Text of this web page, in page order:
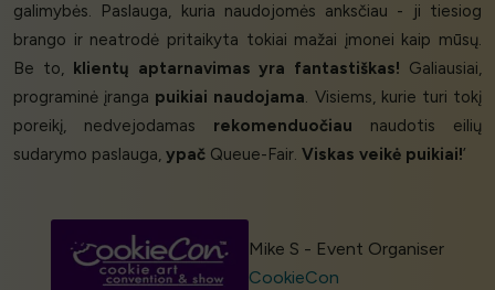
galimybės. Paslauga, kuria naudojomės anksčiau - ji tiesiog
brango ir neatrodė pritaikyta tokiai mažai įmonei kaip mūsų.
Be to,
klientų aptarnavimas yra fantastiškas! Galiausiai,
programinė įranga puikiai naudojama. Visiems, kurie turi tokį
poreikį, nedvejodamas rekomenduočiau naudotis eilių
sudarymo paslauga, ypač Queue-Fair. Viskas veikė puikiai!’
Mike S - Event Organiser
CookieCon